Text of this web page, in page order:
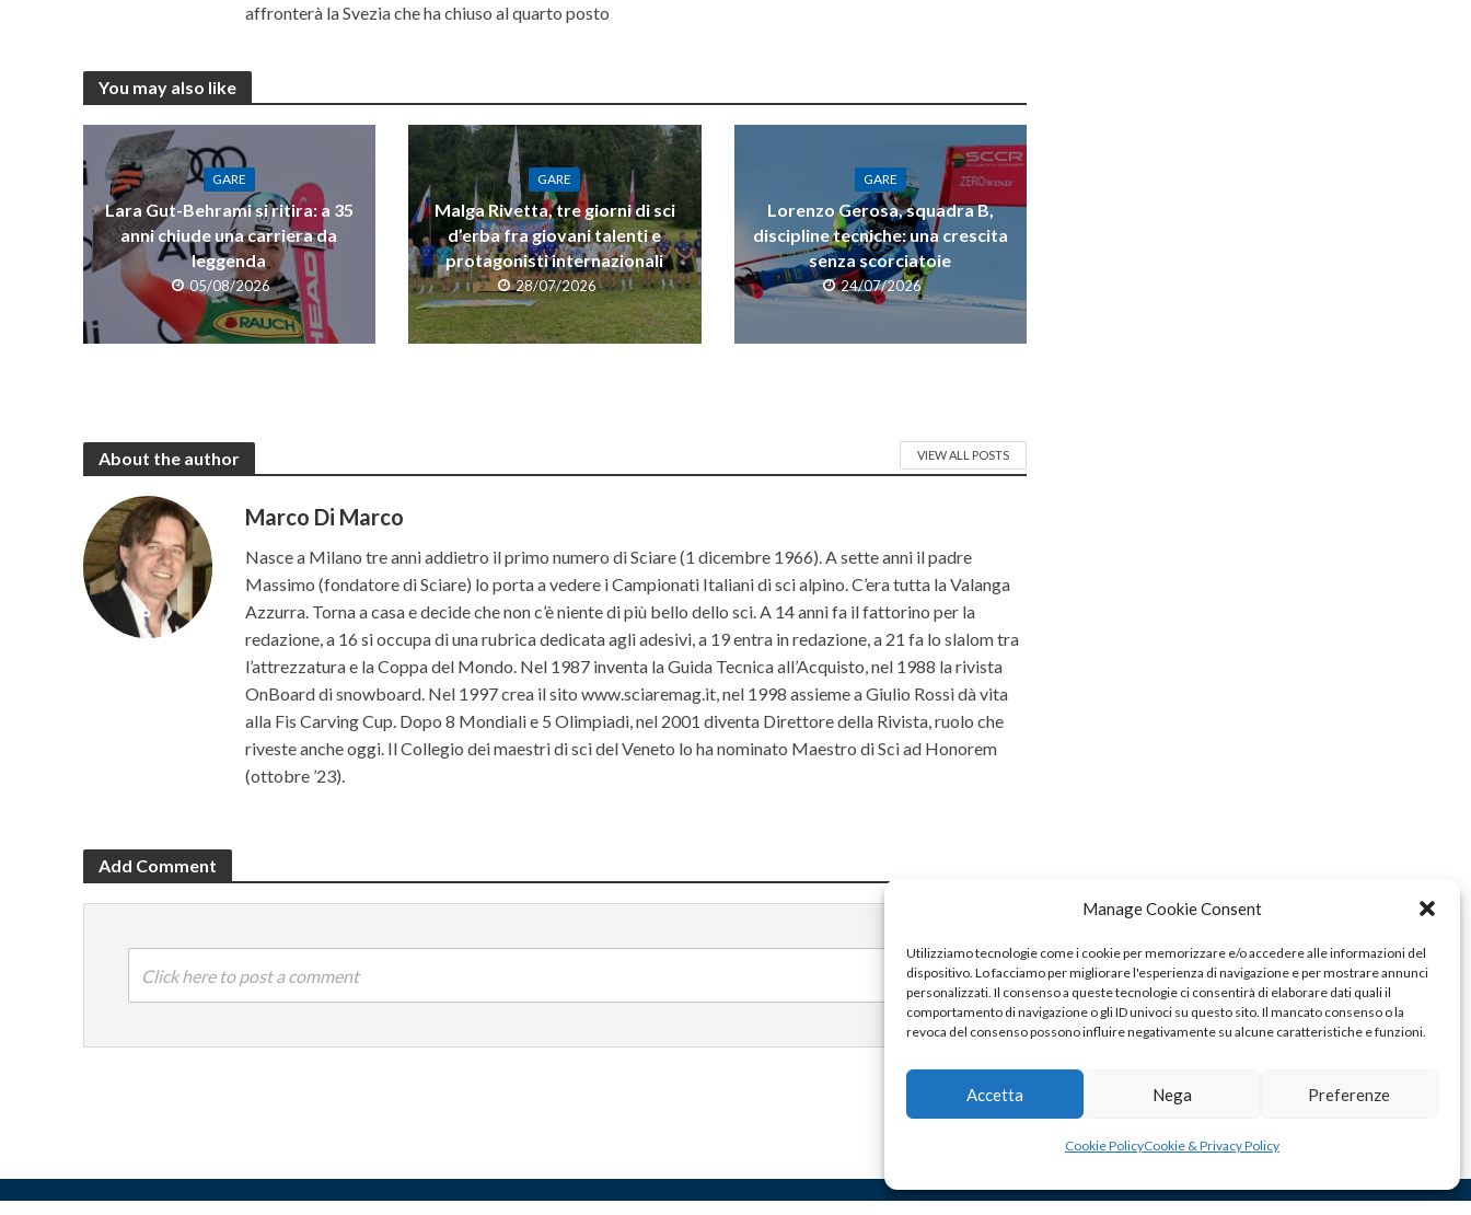
Manage Cookie Consent
Utilizziamo tecnologie come i cookie per memorizzare e/o accedere alle informazioni del
dispositivo. Lo facciamo per migliorare l'esperienza di navigazione e per mostrare annunci
personalizzati. Il consenso a queste tecnologie ci consentirà di elaborare dati quali il
comportamento di navigazione o gli ID univoci su questo sito. Il mancato consenso o la
revoca del consenso possono influire negativamente su alcune caratteristiche e funzioni.
Accetta Nega Preferenze
Cookie PolicyCookie & Privacy Policy
affronterà la Svezia che ha chiuso al quarto posto
You may also like
GARE
Lara Gut-Behrami si ritira: a 35
anni chiude una carriera da
leggenda
05/08/2026
GARE
Malga Rivetta, tre giorni di sci
d’erba fra giovani talenti e
protagonisti internazionali
28/07/2026
GARE
Lorenzo Gerosa, squadra B,
discipline tecniche: una crescita
senza scorciatoie
24/07/2026
About the author VIEW ALL POSTS
Marco Di Marco
Nasce a Milano tre anni addietro il primo numero di Sciare (1 dicembre 1966). A sette anni il padre
Massimo (fondatore di Sciare) lo porta a vedere i Campionati Italiani di sci alpino. C’era tutta la Valanga
Azzurra. Torna a casa e decide che non c’è niente di più bello dello sci. A 14 anni fa il fattorino per la
redazione, a 16 si occupa di una rubrica dedicata agli adesivi, a 19 entra in redazione, a 21 fa lo slalom tra
l’attrezzatura e la Coppa del Mondo. Nel 1987 inventa la Guida Tecnica all’Acquisto, nel 1988 la rivista
OnBoard di snowboard. Nel 1997 crea il sito www.sciaremag.it, nel 1998 assieme a Giulio Rossi dà vita
alla Fis Carving Cup. Dopo 8 Mondiali e 5 Olimpiadi, nel 2001 diventa Direttore della Rivista, ruolo che
riveste anche oggi. Il Collegio dei maestri di sci del Veneto lo ha nominato Maestro di Sci ad Honorem
(ottobre ’23).
Add Comment
Click here to post a comment
Copyright © 2026 OTTIS surl - Tutti i diritti sono riservati